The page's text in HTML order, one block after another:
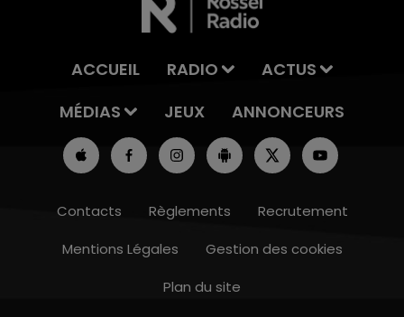
ACCUEIL RADIO
ACTUS
MÉDIAS
JEUX ANNONCEURS
Contacts Règlements
Recrutement
Mentions Légales
Gestion des cookies
Plan du site